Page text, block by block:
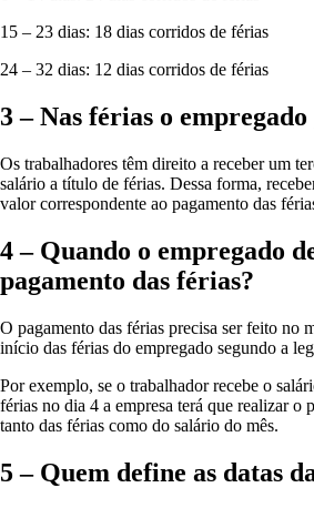
15 – 23 dias: 18 dias corridos de férias
24 – 32 dias: 12 dias corridos de férias
3 – Nas férias o
Os trabalhadores têm direito a receber um
salário a título de férias. Dessa forma,
valor correspondente ao pagamento das
4 – Quando o empregado
pagamento das férias?
O pagamento das férias precisa ser feito no
início das férias do empregado segundo a
Por exemplo, se o trabalhador recebe o
férias no dia 4 a empresa terá que realizar o
tanto das férias como do salário do mês.
5 – Quem define as datas